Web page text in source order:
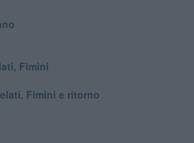
Fimini
Fimini e ritorno